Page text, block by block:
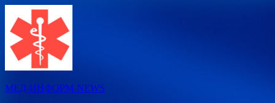
Перейти
содержимому
МЕД-ИНФОРМ-NEWS